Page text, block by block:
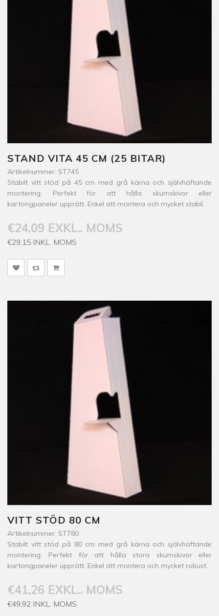
STAND VITA 45 CM (25 BITAR)
Artikelnummer: ST745
Stabilt vitt stöd på 45 cm med grå kärna och självhäftande
montering. Perfekt för att hålla skumskivor eller
kartongpaneler upprätt. Enkel att montera och mycket stabil.
€24,09 EXKL.. MOMS
€29,15 INKL. MOMS
VITT STÖD 80 CM
Artikelnummer: ST780
Stabilt vitt stöd på 80 cm med grå kärna och självhäftande
montering. Perfekt för att hålla stora skumskivor eller
kartongpaneler upprätt. Enkel att montera och mycket robust.
€41,26 EXKL.. MOMS
€49,92 INKL. MOMS